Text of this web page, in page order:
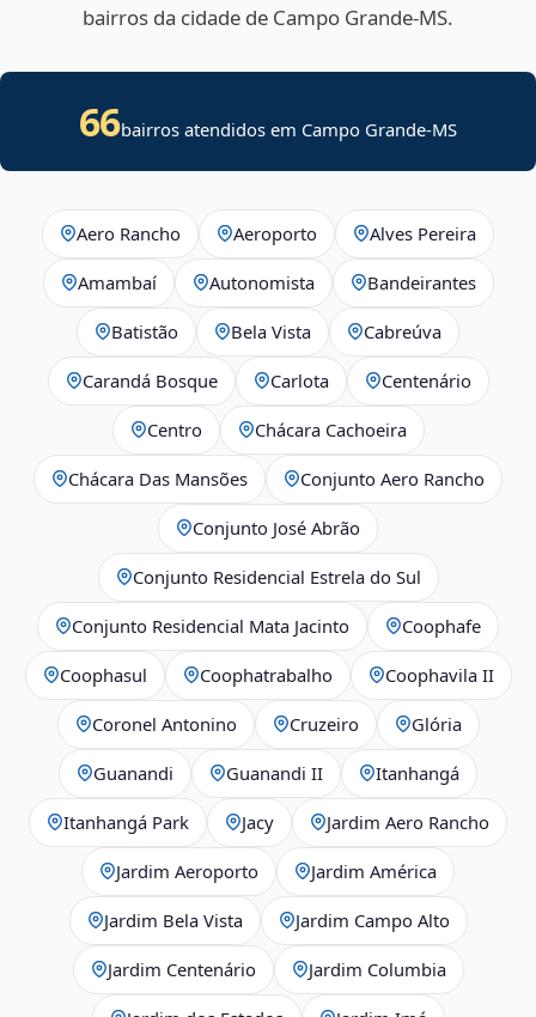
bairros da cidade de Campo Grande‑MS.
66bairros atendidos em Campo Grande-MS
Aero Rancho Aeroporto Alves Pereira
Amambaí Autonomista Bandeirantes
Batistão Bela Vista Cabreúva
Carandá Bosque Carlota Centenário
Centro Chácara Cachoeira
Chácara Das Mansões Conjunto Aero Rancho
Conjunto José Abrão
Conjunto Residencial Estrela do Sul
Conjunto Residencial Mata Jacinto Coophafe
Coophasul Coophatrabalho Coophavila II
Coronel Antonino Cruzeiro Glória
Guanandi Guanandi II Itanhangá
Itanhangá Park Jacy Jardim Aero Rancho
Jardim Aeroporto Jardim América
Jardim Bela Vista Jardim Campo Alto
Jardim Centenário Jardim Columbia